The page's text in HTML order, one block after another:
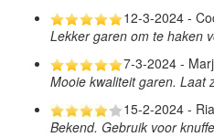
12-3-2024 -
Lekker garen om te haken
7-3-2024 -
Mooie kwaliteit garen. Laat
15-2-2024 - Ria
Bekend. Gebruik voor